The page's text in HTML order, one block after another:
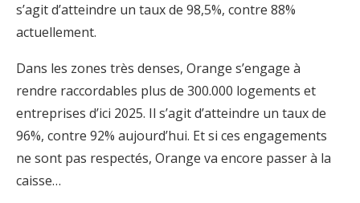
s’agit d’atteindre un taux de 98,5%, contre 88%
actuellement.
Dans les zones très denses, Orange s’engage à
rendre raccordables plus de 300.000 logements et
entreprises d’ici 2025. Il s’agit d’atteindre un taux de
96%, contre 92% aujourd’hui. Et si ces engagements
ne sont pas respectés, Orange va encore passer à la
caisse…